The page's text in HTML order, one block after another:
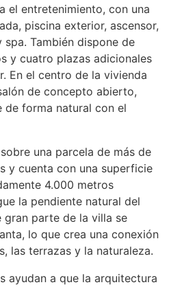
el entretenimiento, con una
piscina exterior, ascensor,
También dispone de
y cuatro plazas adicionales
En el centro de la vivienda
de concepto abierto,
de forma natural con el
una parcela de más de
y cuenta con una superficie
4.000 metros
la pendiente natural del
parte de la villa se
lo que crea una conexión
las terrazas y la naturaleza.
ayudan a que la arquitectura